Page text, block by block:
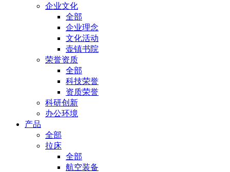
企业文化
全部
企业理念
文化活动
壶镇书院
荣誉资质
全部
科技荣誉
资质荣誉
科研创新
办公环境
产品
全部
拉床
全部
航空装备